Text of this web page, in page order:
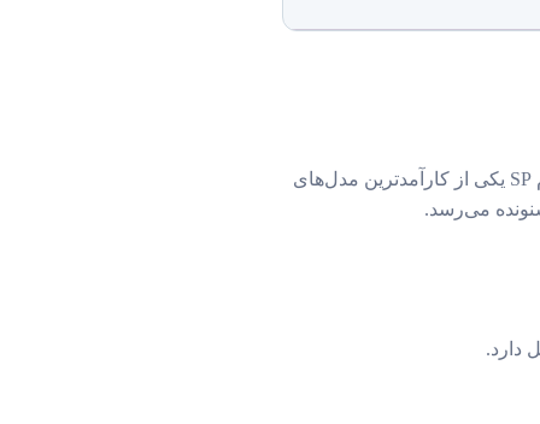
اولین نکته در مورد هنگ درام SP زیبایی ظاهری و جذابیت بصری این ساز است. ظاهری دارد که آدم دوست دارد از ته دل بغلش کند. هنگ درام SP یکی از کارآمدترین مدل‌های
می‌رسد.
دارد.